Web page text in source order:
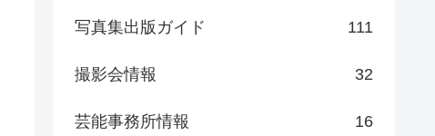
写真集出版ガイド 111
撮影会情報 32
芸能事務所情報 16